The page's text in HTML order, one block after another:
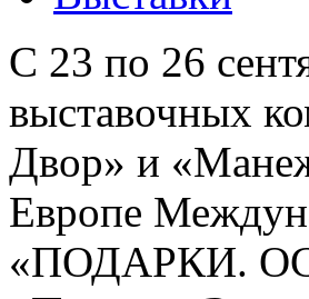
С 23 по 26
выставочных
Двор» и
Европе
«ПОДАРКИ.